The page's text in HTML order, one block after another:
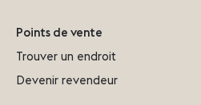
Points de vente
Trouver un endroit
Devenir revendeur